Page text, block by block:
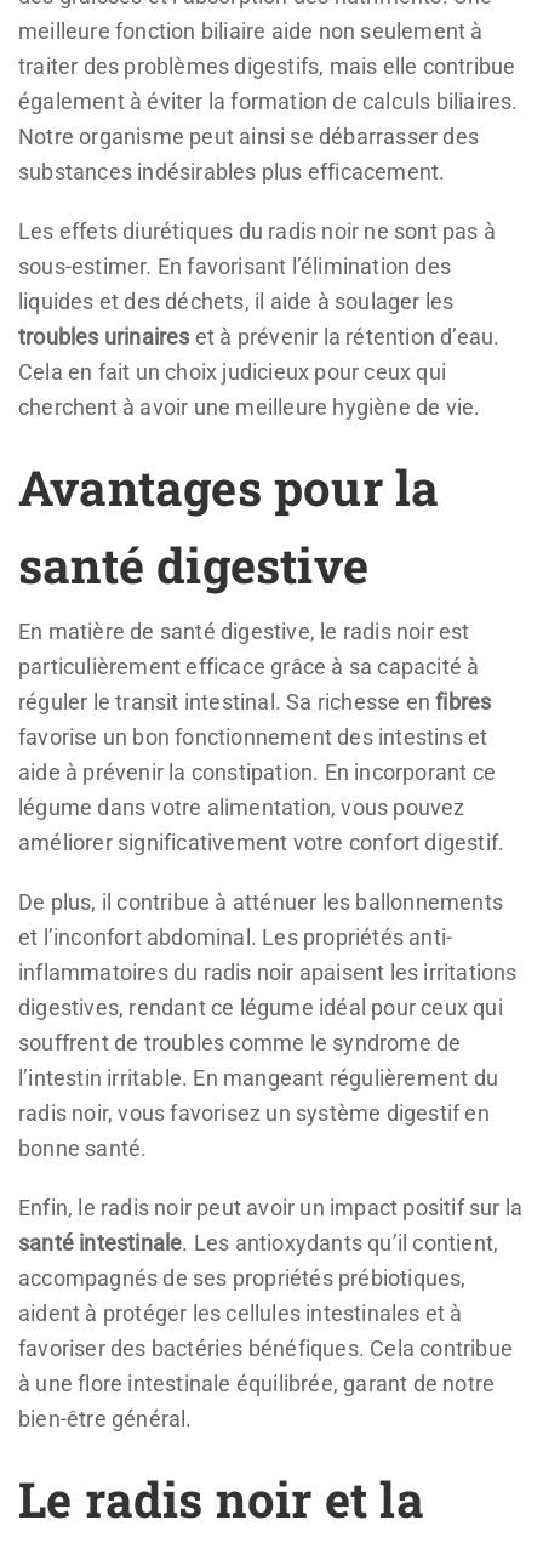
meilleure fonction biliaire aide non seulement à
traiter des problèmes digestifs, mais elle contribue
également à éviter la formation de calculs biliaires.
Notre organisme peut ainsi se débarrasser des
substances indésirables plus efficacement.
Les effets diurétiques du radis noir ne sont pas à
sous-estimer. En favorisant l’élimination des
liquides et des déchets, il aide à soulager les
troubles urinaires et à prévenir la rétention d’eau.
Cela en fait un choix judicieux pour ceux qui
cherchent à avoir une meilleure hygiène de vie.
Avantages pour la
santé digestive
En matière de santé digestive, le radis noir est
particulièrement efficace grâce à sa capacité à
réguler le transit intestinal. Sa richesse enfibres
favorise un bon fonctionnement des intestins et
aide à prévenir la constipation. En incorporant ce
légume dans votre alimentation, vous pouvez
améliorer significativement votre confort digestif.
De plus, il contribue à atténuer les ballonnements
et l’inconfort abdominal. Les propriétés anti-
inflammatoires du radis noir apaisent les irritations
digestives, rendant ce légume idéal pour ceux qui
souffrent de troubles comme le syndrome de
l’intestin irritable. En mangeant régulièrement du
radis noir, vous favorisez un système digestif en
bonne santé.
Enfin, le radis noir peut avoir un impact positif sur la
santé intestinale. Les antioxydants qu’il contient,
accompagnés de ses propriétés prébiotiques,
aident à protéger les cellules intestinales et à
favoriser des bactéries bénéfiques. Cela contribue
à une flore intestinale équilibrée, garant de notre
bien-être général.
Le radis noir et la